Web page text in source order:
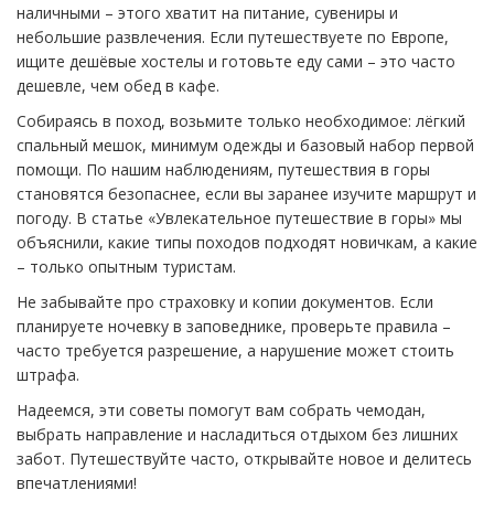
наличными – этого хватит на питание, сувениры и
небольшие развлечения. Если путешествуете по Европе,
ищите дешёвые хостелы и готовьте еду сами – это часто
дешевле, чем обед в кафе.
Собираясь в поход, возьмите только необходимое: лёгкий
спальный мешок, минимум одежды и базовый набор первой
помощи. По нашим наблюдениям, путешествия в горы
становятся безопаснее, если вы заранее изучите маршрут и
погоду. В статье «Увлекательное путешествие в горы» мы
объяснили, какие типы походов подходят новичкам, а какие
– только опытным туристам.
Не забывайте про страховку и копии документов. Если
планируете ночевку в заповеднике, проверьте правила –
часто требуется разрешение, а нарушение может стоить
штрафа.
Надеемся, эти советы помогут вам собрать чемодан,
выбрать направление и насладиться отдыхом без лишних
забот. Путешествуйте часто, открывайте новое и делитесь
впечатлениями!